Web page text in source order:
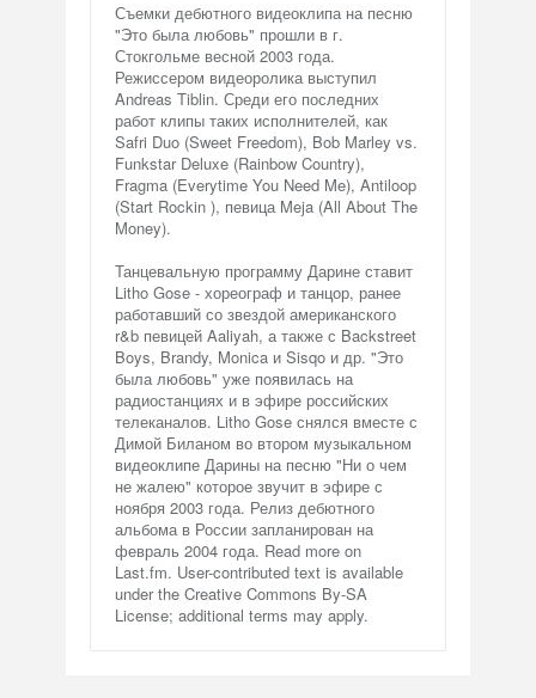
Съемки дебютного видеоклипа на песню
"Это была любовь" прошли в г.
Стокгольме весной 2003 года.
Режиссером видеоролика выступил
Andreas Tiblin. Среди его последних
работ клипы таких исполнителей, как
Safri Duo (Sweet Freedom), Bob Marley vs.
Funkstar Deluxe (Rainbow Country),
Fragma (Everytime You Need Me), Antiloop
(Start Rockin ), певица Meja (All About The
Money).
Танцевальную программу Дарине ставит
Litho Gose - хореограф и танцор, ранее
работавший со звездой американского
r&b певицей Aaliyah, а также с Backstreet
Boys, Brandy, Monica и Sisqo и др. "Это
была любовь" уже появилась на
радиостанциях и в эфире российских
телеканалов. Litho Gose снялся вместе с
Димой Биланом во втором музыкальном
видеоклипе Дарины на песню "Ни о чем
не жалею" которое звучит в эфире с
ноября 2003 года. Релиз дебютного
альбома в России запланирован на
февраль 2004 года. Read more on
Last.fm. User-contributed text is available
under the Creative Commons By-SA
License; additional terms may apply.